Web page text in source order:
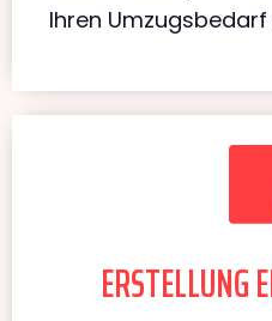
Ihren
ERSTELLUNG